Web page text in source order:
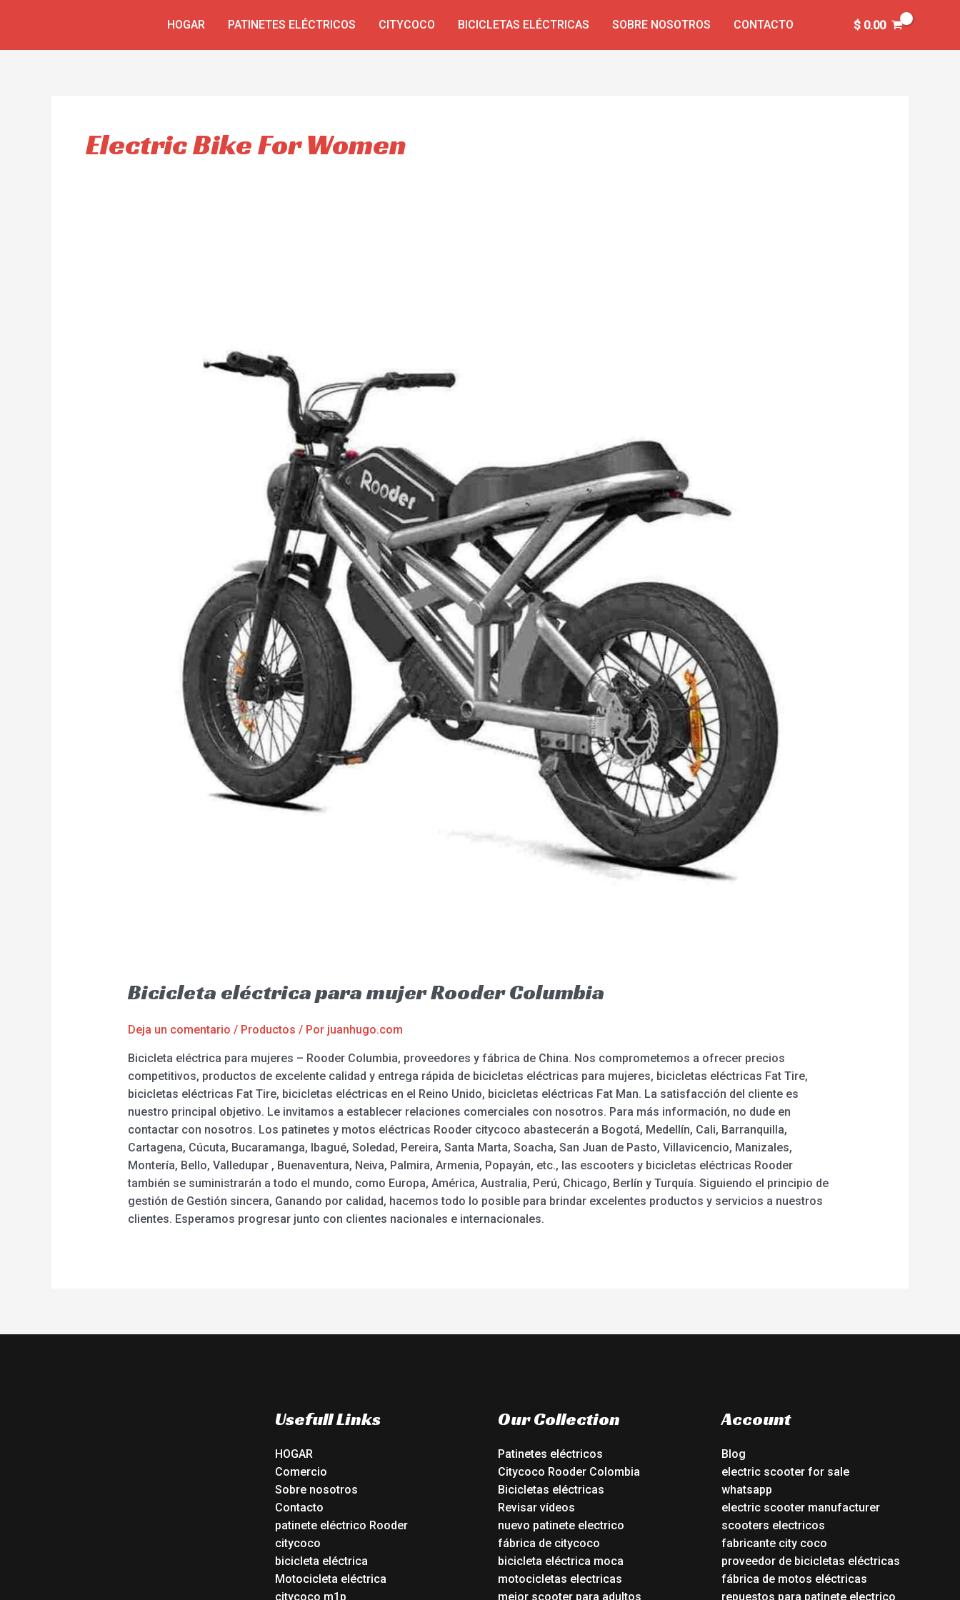
HOGAR PATINETES ELÉCTRICOS CITYCOCO BICICLETAS ELÉCTRICAS SOBRE NOSOTROS CONTACTO $0.00
Electric Bike For Women
Bicicleta eléctrica para mujer Rooder Columbia
Deja un comentario / Productos / Por juanhugo.com
Bicicleta eléctrica para mujeres – Rooder Columbia, proveedores y fábrica de China. Nos comprometemos a ofrecer precios
competitivos, productos de excelente calidad y entrega rápida de bicicletas eléctricas para mujeres, bicicletas eléctricas Fat Tire,
bicicletas eléctricas Fat Tire, bicicletas eléctricas en el Reino Unido, bicicletas eléctricas Fat Man. La satisfacción del cliente es
nuestro principal objetivo. Le invitamos a establecer relaciones comerciales con nosotros. Para más información, no dude en
contactar con nosotros. Los patinetes y motos eléctricas Rooder citycoco abastecerán a Bogotá, Medellín, Cali, Barranquilla,
Cartagena, Cúcuta, Bucaramanga, Ibagué, Soledad, Pereira, Santa Marta, Soacha, San Juan de Pasto, Villavicencio, Manizales,
Montería, Bello, Valledupar , Buenaventura, Neiva, Palmira, Armenia, Popayán, etc., las escooters y bicicletas eléctricas Rooder
también se suministrarán a todo el mundo, como Europa, América, Australia, Perú, Chicago, Berlín y Turquía. Siguiendo el principio de
gestión de Gestión sincera, Ganando por calidad, hacemos todo lo posible para brindar excelentes productos y servicios a nuestros
clientes. Esperamos progresar junto con clientes nacionales e internacionales.
Usefull Links
HOGAR
Comercio
Sobre nosotros
Contacto
patinete eléctrico Rooder
citycoco
bicicleta eléctrica
Motocicleta eléctrica
citycoco m1p
Our Collection
Patinetes eléctricos
Citycoco Rooder Colombia
Bicicletas eléctricas
Revisar vídeos
nuevo patinete electrico
fábrica de citycoco
bicicleta eléctrica moca
motocicletas electricas
mejor scooter para adultos
Account
Blog
electric scooter for sale
whatsapp
electric scooter manufacturer
scooters electricos
fabricante city coco
proveedor de bicicletas eléctricas
fábrica de motos eléctricas
repuestos para patinete electrico